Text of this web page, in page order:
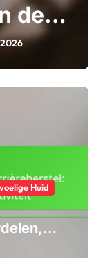
de
Huid